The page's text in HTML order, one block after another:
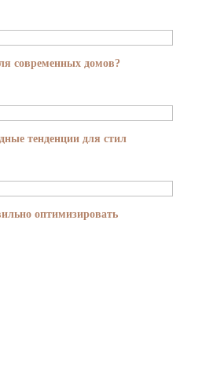
современных домов?
тенденции для стил
оптимизировать